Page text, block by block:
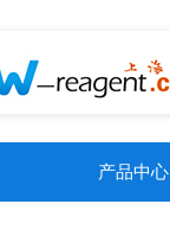
产品中心